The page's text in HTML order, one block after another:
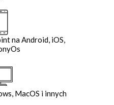
na Android, iOS,
MacOS i innych